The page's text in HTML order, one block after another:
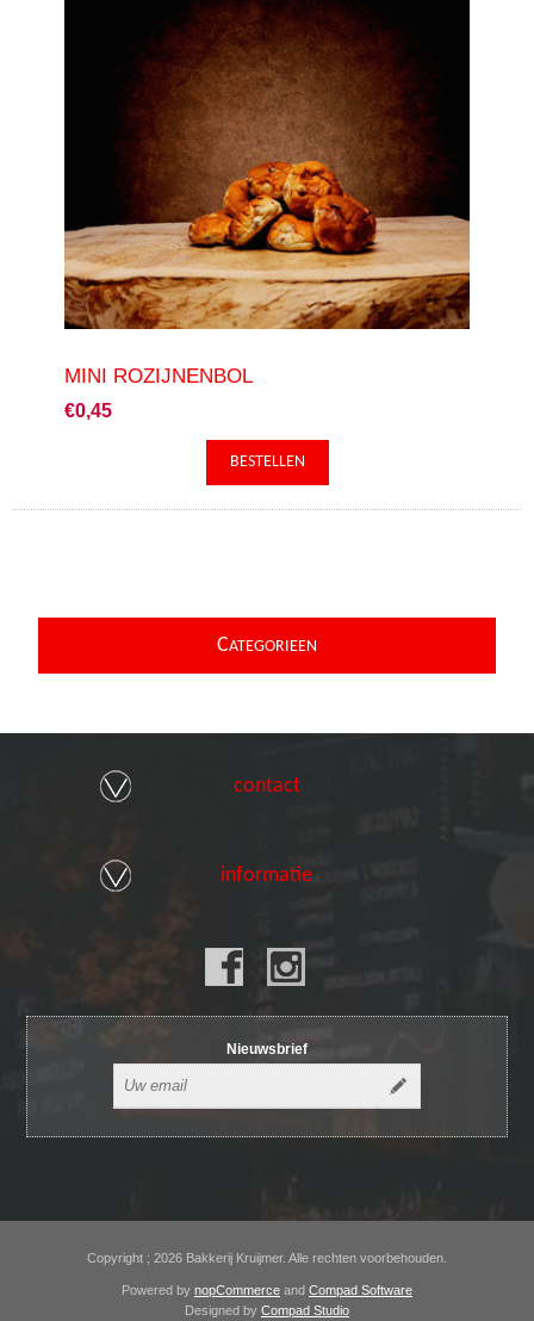
MINI ROZIJNENBOL
€0,45
CATEGORIEEN
contact
informatie
Nieuwsbrief
Copyright ; 2026 Bakkerij Kruijmer. Alle rechten voorbehouden.
Powered by nopCommerce and Compad Software
Designed by Compad Studio